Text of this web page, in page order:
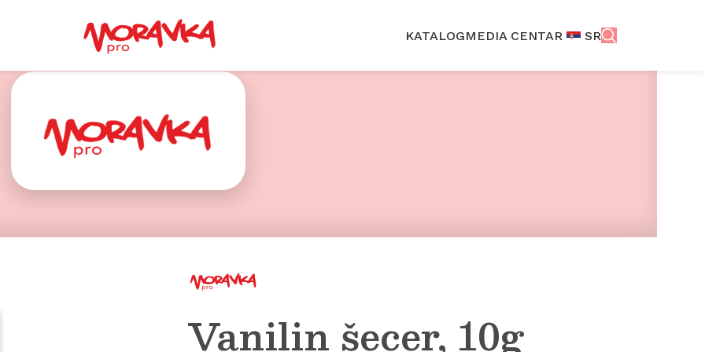
KATALOGMEDIA CENTAR SR
Vanilin šecer, 10g